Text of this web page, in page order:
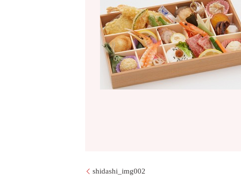
shidashi_img002